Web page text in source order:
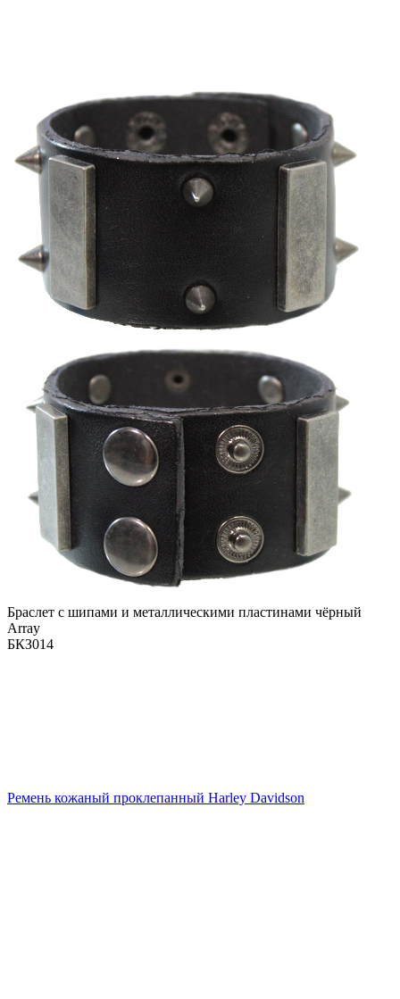
Браслет с шипами и металлическими пластинами чёрный
Array
БКЗ014
Ремень кожаный проклепанный Harley Davidson